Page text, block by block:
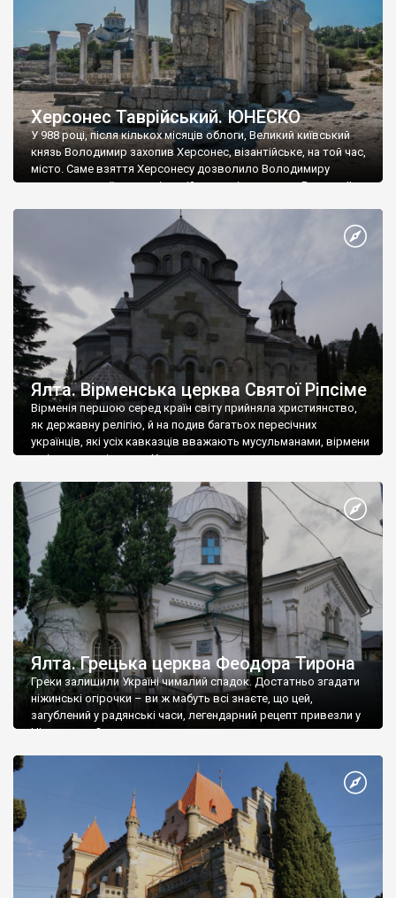
Херсонес Таврійський. ЮНЕСКО
У 988 році, після кількох місяців облоги, Великий київський
князь Володимир захопив Херсонес, візантійське, на той час,
місто. Саме взяття Херсонесу дозволило Володимиру
диктувати свої умови візантійському імператору Василю ІІ, та
Херсонесі Володимир-язичник, став Василем-християнином.
А потім було Хрещення Русі. На честь Херсонесу Таврійського
Ялта. Вірменська церква Святої Ріпсіме
Вірменія першою серед країн світу прийняла християнство,
як державну релігію, й на подив багатьох пересічних
українців, які усіх кавказців вважають мусульманами, вірмени
є відданими вірянами Христа
Ялта. Грецька церква Феодора Тирона
Греки залишили Україні чималий спадок. Достатньо згадати
ніжинські огірочки – ви ж мабуть всі знаєте, що цей,
загублений у радянські часи, легендарний рецепт привезли у
Ніжин греки?